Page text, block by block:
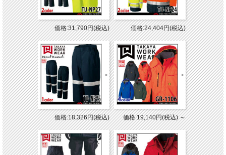
価格:31,790円(税込) 価格:24,404円(税込)
価格:18,326円(税込) 価格:19,140円(税込)～